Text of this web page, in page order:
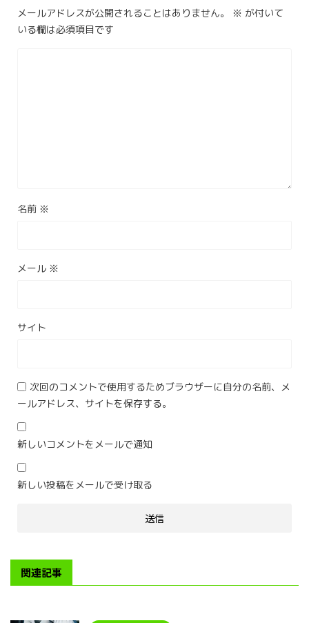
メールアドレスが公開されることはありません。 ※ が付いて
いる欄は必須項目です
名前 ※
メール ※
サイト
次回のコメントで使用するためブラウザーに自分の名前、メ
ールアドレス、サイトを保存する。
新しいコメントをメールで通知
新しい投稿をメールで受け取る
関連記事